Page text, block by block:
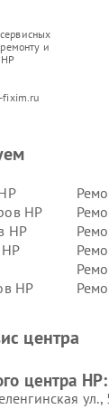
и
HP
HP
HP
центра
центра HP: